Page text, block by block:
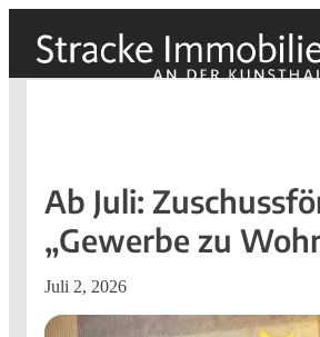
Ab Juli:
„Gewerbe zu
Juli 2, 2026